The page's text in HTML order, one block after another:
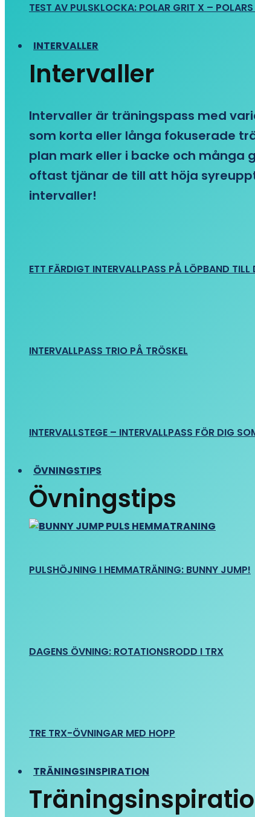
TEST AV PULSKLOCKA: POLAR GRIT X –
INTERVALLER
Intervaller
Intervaller är träningspass med
som korta eller långa fokuserade
plan mark eller i backe och många
oftast tjänar de till att höja
intervaller!
ETT FÄRDIGT INTERVALLPASS PÅ LÖPBAND TILL
INTERVALLPASS TRIO PÅ TRÖSKEL
INTERVALLSTEGE – INTERVALLPASS FÖR DIG
ÖVNINGSTIPS
Övningstips
PULSHÖJNING I HEMMATRÄNING: BUNNY JUMP!
DAGENS ÖVNING: ROTATIONSRODD I TRX
TRE TRX-ÖVNINGAR MED HOPP
TRÄNINGSINSPIRATION